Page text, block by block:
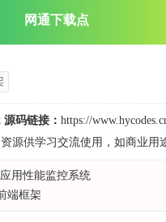
网通下载点
码链接： https://
源供学习交流使用，如商业用
用性能监控系统
端框架